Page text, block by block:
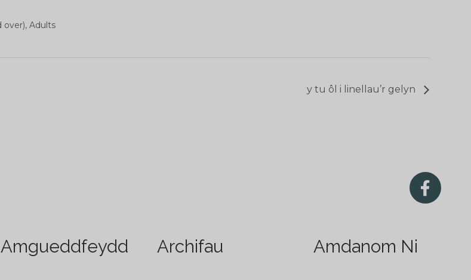
over), Adults
y tu ôl i linellau’r gelyn
Amgueddfeydd Archifau Amdanom Ni